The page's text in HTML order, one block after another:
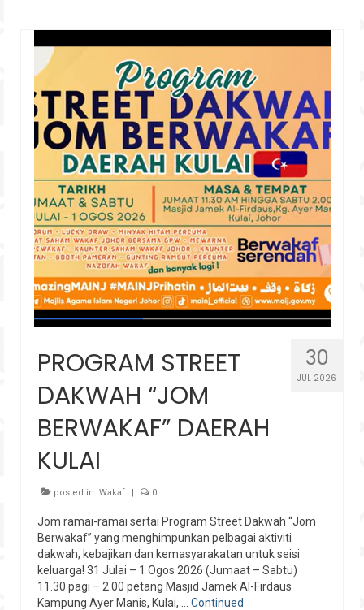
30
JUL 2026
PROGRAM STREET
DAKWAH “JOM
BERWAKAF” DAERAH
KULAI
posted in: Wakaf | 0
Jom ramai-ramai sertai Program Street Dakwah “Jom
Berwakaf” yang menghimpunkan pelbagai aktiviti
dakwah, kebajikan dan kemasyarakatan untuk seisi
keluarga! 31 Julai – 1 Ogos 2026 (Jumaat – Sabtu)
11.30 pagi – 2.00 petang Masjid Jamek Al-Firdaus
Kampung Ayer Manis, Kulai, … Continued